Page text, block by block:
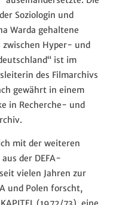
Soziologin und
Warda gehaltene
zwischen Hyper- und
ist im
des Filmarchivs
gewährt in einem
in Recherche- und
mit der weiteren
der DEFA-
vielen Jahren zur
und Polen forscht,